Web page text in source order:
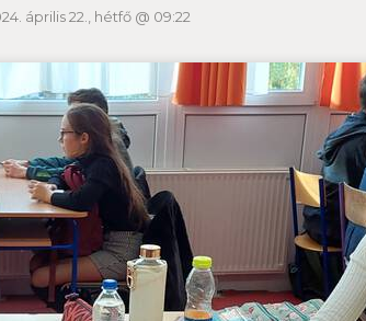
április 22., hétfő @ 09:22